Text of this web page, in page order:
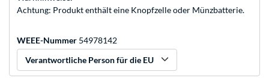
Achtung: Produkt enthält eine Knopfzelle oder Münzbatterie.
WEEE-Nummer 54978142
Verantwortliche Person für die EU